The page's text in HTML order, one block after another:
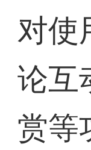
对使
论互
赏等